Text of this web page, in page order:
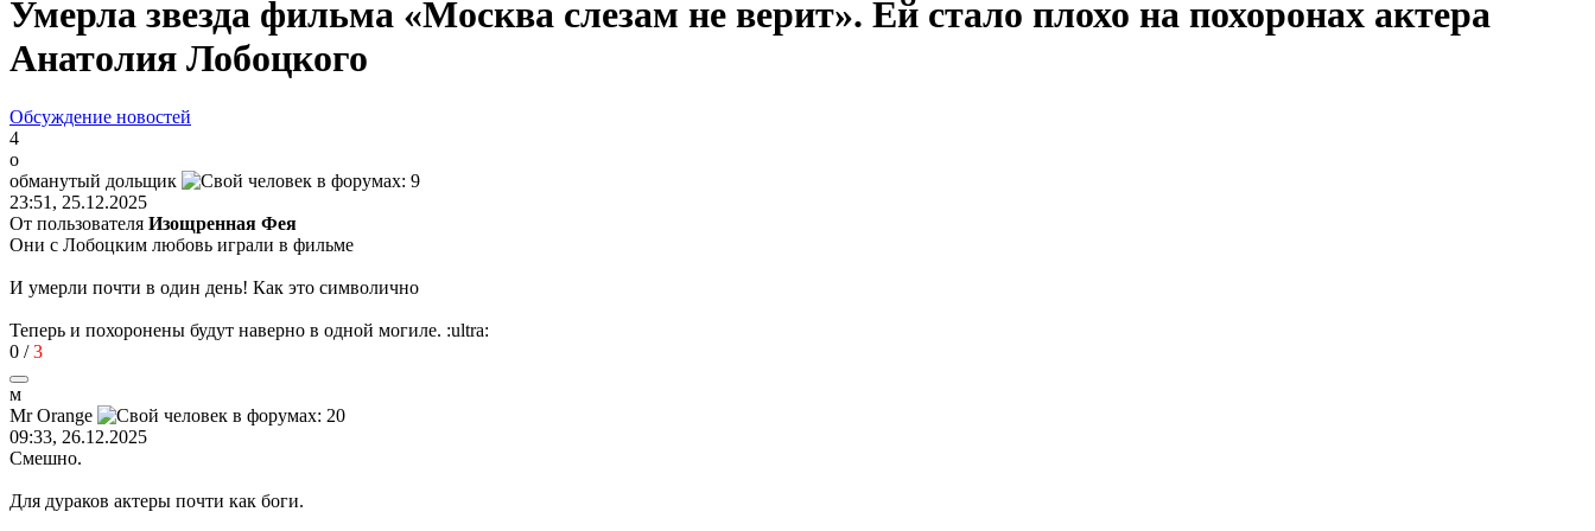
Умерла звезда фильма «Москва слезам не верит». Ей стало плохо на похоронах актера
Анатолия Лобоцкого
Обсуждение новостей
4
о
обманутый дольщик
23:51, 25.12.2025
От пользователя Изощренная Фея
Они с Лобоцким любовь играли в фильме
И умерли почти в один день! Как это символично
Теперь и похоронены будут наверно в одной могиле. :ultra:
0 /3
м
Мr Orange
09:33, 26.12.2025
Смешно.
Для дураков актеры почти как боги.